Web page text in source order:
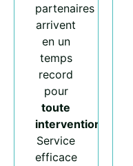
partenaires
arrivent
en un
temps
record
pour
toute
intervention
Service
efficace